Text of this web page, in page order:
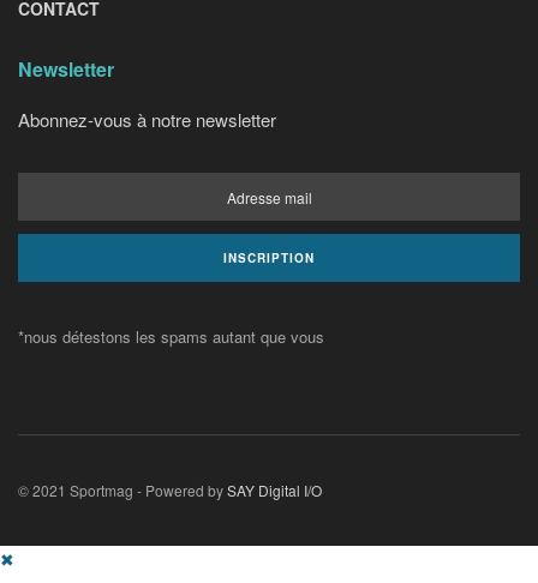
CONTACT
Newsletter
Abonnez-vous à notre newsletter
*nous détestons les spams autant que vous
© 2021 Sportmag - Powered bySAY Digital I/O
✖